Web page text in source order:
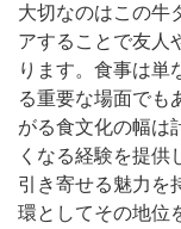
大切なのはこの牛
アすることで友人
ります。食事は単
る重要な場面でも
がる食文化の幅は
くなる経験を提供
引き寄せる魅力を
環としてその地位